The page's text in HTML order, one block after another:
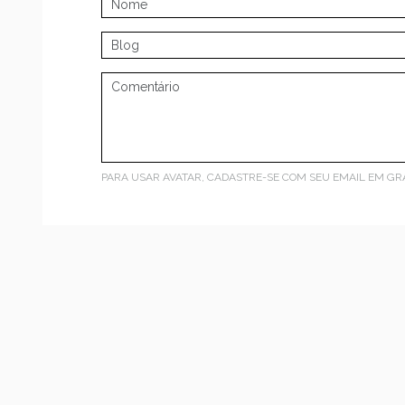
PARA USAR AVATAR, CADASTRE-SE COM SEU EMAIL EM